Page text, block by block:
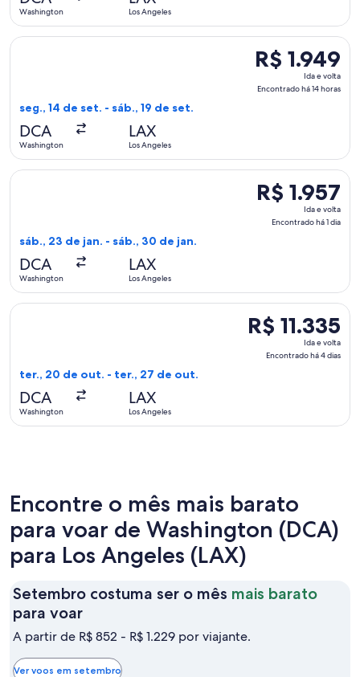
dia
Washington Los Angeles
R$ 1.949
Ida
e
horas
R$ 1.949
Ida e volta
Encontrado há 14 horas
seg., 14 de set. - sáb., 19 de set.
DCA
Washington
LAX
Los Angeles
Selecionar o voo da American Airlines, que sai em seg., 14
R$ 1.957
Ida
dia
R$ 1.957
Ida e volta
Encontrado há 1 dia
sáb., 23 de jan. - sáb., 30 de jan.
DCA
Washington
LAX
Los Angeles
Selecionar o voo da American Airlines, que sai em sáb., 23
R$ 11.335
Ida
R$ 11.335
Ida e volta
Encontrado há 4 dias
ter., 20 de out. - ter., 27 de out.
DCA
Washington
LAX
Los Angeles
Selecionar o voo da United, que sai em ter., 20 de out. de
Encontre o mês mais barato
para voar de Washington (DCA)
para Los Angeles (LAX)
Setembro costuma ser o mês mais barato
para voarSetembro
costuma
o
A partir de R$ 852 - R$ 1.229 por viajante.
Ver voos em setembro